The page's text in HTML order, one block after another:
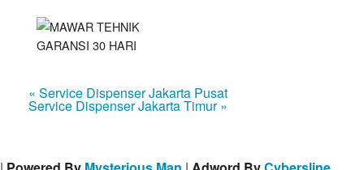
« Service Dispenser Jakarta Pusat
Service Dispenser Jakarta Timur »